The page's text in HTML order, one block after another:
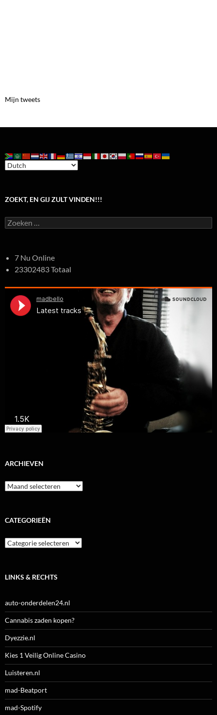
Mijn tweets
ZOEKT, EN GIJ ZULT VINDEN!!!
Zoeken
naar:
7 Nu Online
23302483 Totaal
ARCHIEVEN
Archieven
CATEGORIEËN
Categorieën
LINKS & RECHTS
auto-onderdelen24.nl
Cannabis zaden kopen?
Dyezzie.nl
Kies 1 Veilig Online Casino
Luisteren.nl
mad-Beatport
mad-Spotify